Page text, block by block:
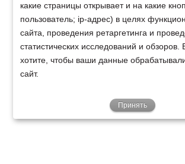
какие страницы открывает и на какие
пользователь; ip-адрес) в целях
сайта, проведения ретаргетинга и
статистических исследований и обзоров.
хотите, чтобы ваши данные
сайт.
Принять